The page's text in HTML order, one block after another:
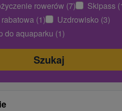
rowerów (7)
Skipass
(1)
Uzdrowisko (3)
do aquaparku (1)